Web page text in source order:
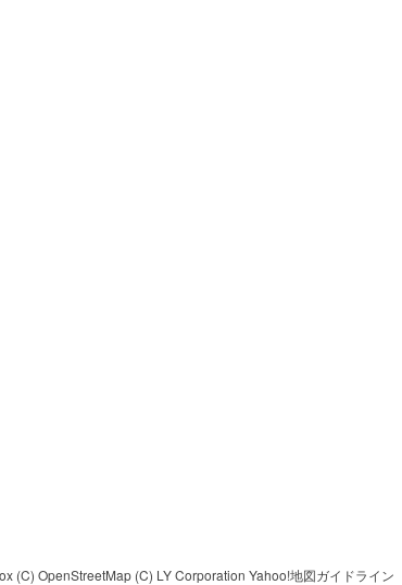
(C) OpenStreetMap (C) LY Corporation Yahoo!地図ガイドライン